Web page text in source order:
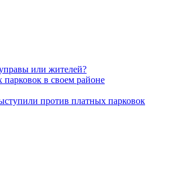
или жителей?
в своем районе
против платных парковок